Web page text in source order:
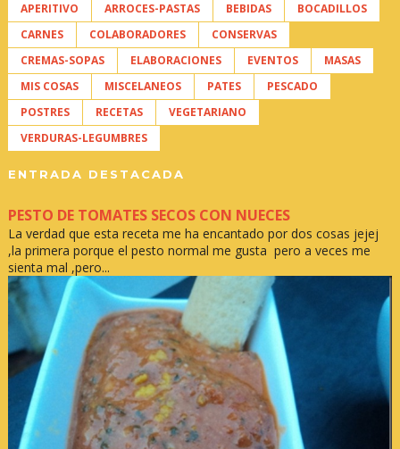
APERITIVO ARROCES-PASTAS BEBIDAS
BOCADILLOS
CARNES
COLABORADORES
CONSERVAS
CREMAS-SOPAS
ELABORACIONES EVENTOS
MASAS
MIS COSAS
MISCELANEOS PATES
PESCADO
POSTRES
RECETAS
VEGETARIANO
VERDURAS-LEGUMBRES
ENTRADA DESTACADA
PESTO DE TOMATES SECOS CON NUECES
La verdad que esta receta me ha encantado por dos cosas jejej
,la primera porque el pesto normal me gusta pero a veces me
sienta mal ,pero...